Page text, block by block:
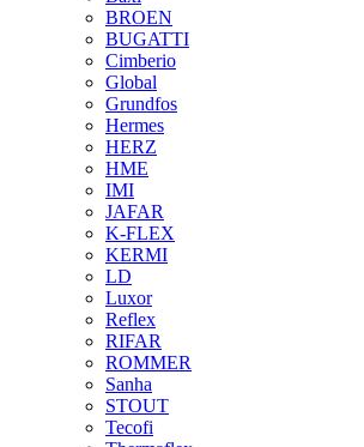
BROEN
BUGATTI
Cimberio
Global
Grundfos
Hermes
HERZ
HME
IMI
JAFAR
K-FLEX
KERMI
LD
Luxor
Reflex
RIFAR
ROMMER
Sanha
STOUT
Tecofi